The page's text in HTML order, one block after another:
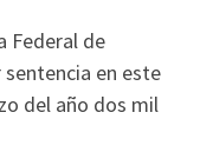
Federal de
en este
del año dos mil